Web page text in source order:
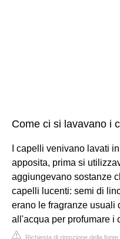
Come ci si lavavano i
I capelli venivano lavati
apposita, prima si
aggiungevano sostanze
capelli lucenti: semi di
erano le fragranze
all'acqua per profumare i
Richiesta di rimozione della fonte